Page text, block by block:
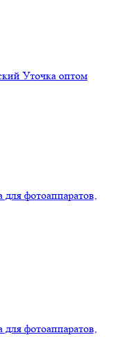
Уточка оптом
для фотоаппаратов,
для фотоаппаратов,